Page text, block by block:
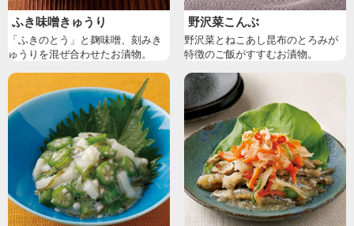
ふき味噌きゅうり
「ふきのとう」と麹味噌、刻みき
ゅうりを混ぜ合わせたお漬物。
野沢菜こんぶ
野沢菜とねこあし昆布のとろみが
特徴のご飯がすすむお漬物。